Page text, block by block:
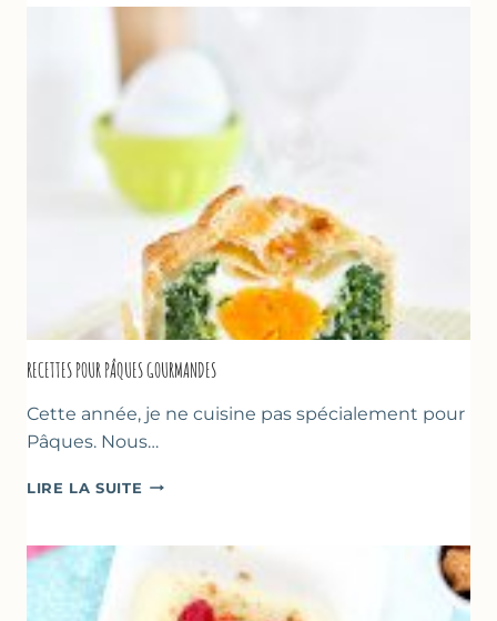
FRAISE
YAOURT
GREC
RECETTES POUR PÂQUES GOURMANDES
Cette année, je ne cuisine pas spécialement pour
Pâques. Nous…
LIRE LA SUITE RECETTES
GOURMANDES